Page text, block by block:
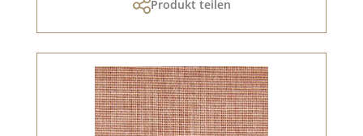
Produkt teilen